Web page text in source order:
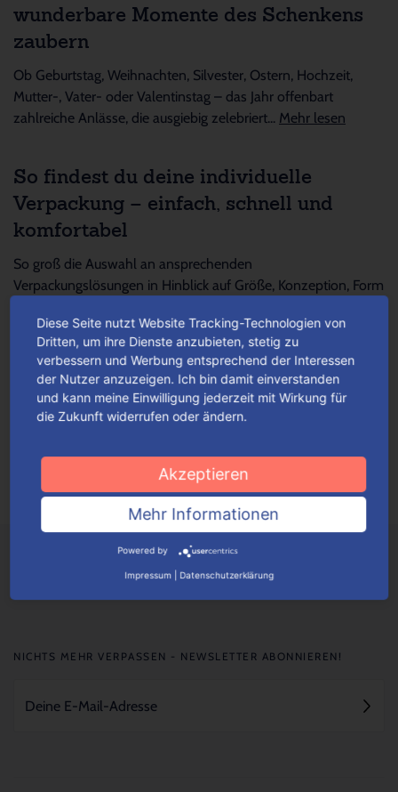
wunderbare Momente des Schenkens
zaubern
Ob Geburtstag, Weihnachten, Silvester, Ostern, Hochzeit,
Mutter-, Vater- oder Valentinstag – das Jahr offenbart
zahlreiche Anlässe, die ausgiebig zelebriert... Mehr lesen
So findest du deine individuelle
Verpackung – einfach, schnell und
komfortabel
So groß die Auswahl an ansprechenden
Verpackungslösungen in Hinblick auf Größe, Konzeption, Form
Für jeden Anlass Verpackungen
wunschgemäß konfigurieren
Je nach Verpackungstyp kannst du ganz einfach deine
Mehr lesen
NICHTS MEHR VERPASSEN - NEWSLETTER ABONNIEREN!
Diese Seite nutzt Website Tracking-Technologien von
Dritten, um ihre Dienste anzubieten, stetig zu
verbessern und Werbung entsprechend der Interessen
der Nutzer anzuzeigen. Ich bin damit einverstanden
und kann meine Einwilligung jederzeit mit Wirkung für
die Zukunft widerrufen oder ändern.
Akzeptieren
Mehr Informationen
Powered by
Impressum Datenschutzerklärung